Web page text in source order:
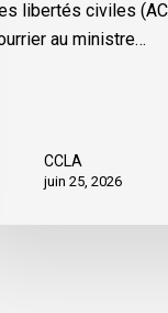
libertés civiles
au ministre…
CCLA
juin 25, 2026